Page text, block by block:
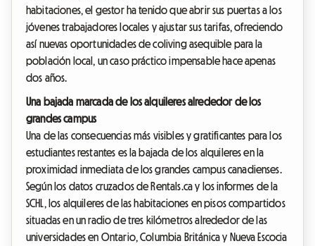
habitaciones, el gestor ha tenido que abrir sus puertas a los
jóvenes trabajadores locales y ajustar sus tarifas, ofreciendo
así nuevas oportunidades de coliving asequible para la
población local, un caso práctico impensable hace apenas
dos años.
Una bajada marcada de los alquileres alrededor de los
grandes campus
Una de las consecuencias más visibles y gratificantes para los
estudiantes restantes es la bajada de los alquileres en la
proximidad inmediata de los grandes campus canadienses.
Según los datos cruzados de Rentals.ca y los informes de la
SCHL, los alquileres de las habitaciones en pisos compartidos
situadas en un radio de tres kilómetros alrededor de las
universidades en Ontario, Columbia Británica y Nueva Escocia